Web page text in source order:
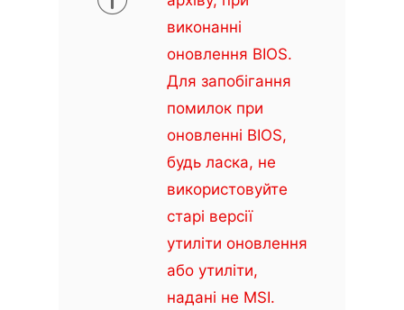
виконанні
оновлення BIOS.
Для запобігання
помилок при
оновленні BIOS,
будь ласка, не
використовуйте
старі версії
утиліти оновлення
або утиліти,
надані не MSI.